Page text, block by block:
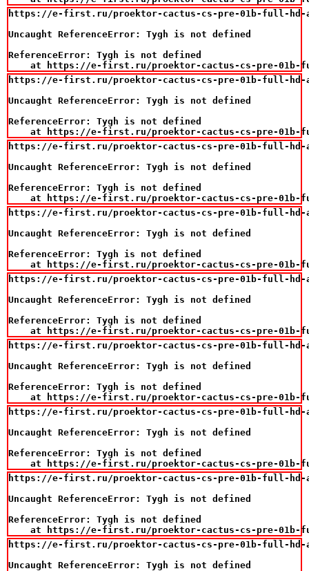
https://e-first.ru/proektor-cactus-cs-pre-01b-full-hd-a-
Uncaught ReferenceError: Tygh is not defined
ReferenceError: Tygh is not defined
at https://e-first.ru/proektor-cactus-cs-pre-
https://e-first.ru/proektor-cactus-cs-pre-01b-full-hd-a-
Uncaught ReferenceError: Tygh is not defined
ReferenceError: Tygh is not defined
at https://e-first.ru/proektor-cactus-cs-pre-
https://e-first.ru/proektor-cactus-cs-pre-01b-full-hd-a-
Uncaught ReferenceError: Tygh is not defined
ReferenceError: Tygh is not defined
at https://e-first.ru/proektor-cactus-cs-pre-
https://e-first.ru/proektor-cactus-cs-pre-01b-full-hd-a-
Uncaught ReferenceError: Tygh is not defined
ReferenceError: Tygh is not defined
at https://e-first.ru/proektor-cactus-cs-pre-
https://e-first.ru/proektor-cactus-cs-pre-01b-full-hd-a-
Uncaught ReferenceError: Tygh is not defined
ReferenceError: Tygh is not defined
at https://e-first.ru/proektor-cactus-cs-pre-
https://e-first.ru/proektor-cactus-cs-pre-01b-full-hd-a-
Uncaught ReferenceError: Tygh is not defined
ReferenceError: Tygh is not defined
at https://e-first.ru/proektor-cactus-cs-pre-
https://e-first.ru/proektor-cactus-cs-pre-01b-full-hd-a-
Uncaught ReferenceError: Tygh is not defined
ReferenceError: Tygh is not defined
at https://e-first.ru/proektor-cactus-cs-pre-
https://e-first.ru/proektor-cactus-cs-pre-01b-full-hd-a-
Uncaught ReferenceError: Tygh is not defined
ReferenceError: Tygh is not defined
at https://e-first.ru/proektor-cactus-cs-pre-
https://e-first.ru/proektor-cactus-cs-pre-01b-full-hd-a-
Uncaught ReferenceError: Tygh is not defined